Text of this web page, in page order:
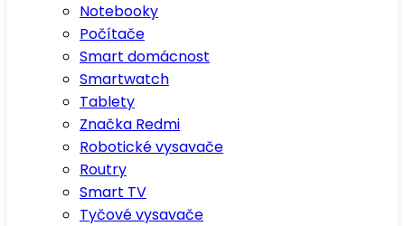
Notebooky
Počítače
Smart domácnost
Smartwatch
Tablety
Značka Redmi
Robotické vysavače
Routry
Smart TV
Tyčové vysavače